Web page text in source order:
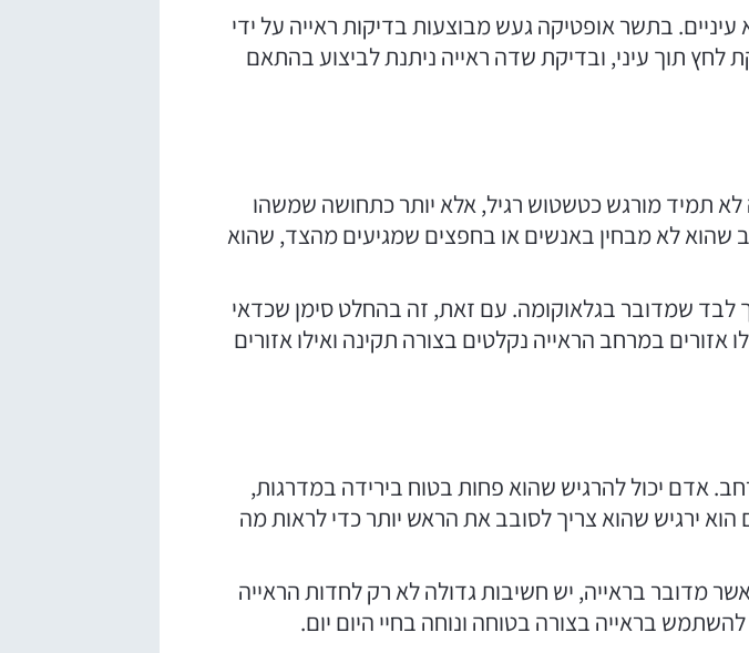
בתשר אופטיקה געש מבוצעות בדיקות ראייה על ידי
לחץ תוך עיני, ובדיקת שדה ראייה ניתנת לביצוע בהתאם
לא תמיד מורגש כטשטוש רגיל, אלא יותר כתחושה שמשהו
שהוא לא מבחין באנשים או בחפצים שמגיעים מהצד, שהוא
לבד שמדובר בגלאוקומה. עם זאת, זה בהחלט סימן שכדאי
במרחב הראייה נקלטים בצורה תקינה ואילו אזורים
אדם יכול להרגיש שהוא פחות בטוח בירידה במדרגות,
ירגיש שהוא צריך לסובב את הראש יותר כדי לראות מה
מדובר בראייה, יש חשיבות גדולה לא רק לחדות הראייה
בראייה בצורה בטוחה ונוחה בחיי היום יום.